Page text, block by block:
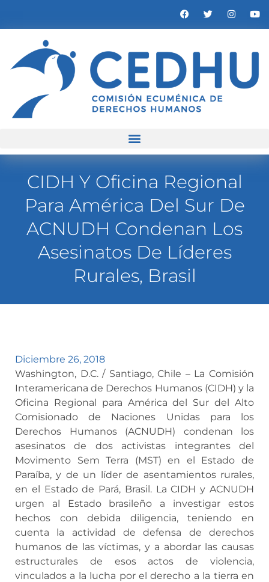
CIDH Y Oficina Regional
Para América Del Sur De
ACNUDH Condenan Los
Asesinatos De Líderes
Rurales, Brasil
Diciembre 26, 2018
Washington, D.C. / Santiago, Chile – La Comisión
Interamericana de Derechos Humanos (CIDH) y la
Oficina Regional para América del Sur del Alto
Comisionado de Naciones Unidas para los
Derechos Humanos (ACNUDH) condenan los
asesinatos de dos activistas integrantes del
Movimento Sem Terra (MST) en el Estado de
Paraíba, y de un líder de asentamientos rurales,
en el Estado de Pará, Brasil. La CIDH y ACNUDH
urgen al Estado brasileño a investigar estos
hechos con debida diligencia, teniendo en
cuenta la actividad de defensa de derechos
humanos de las víctimas, y a abordar las causas
estructurales de esos actos de violencia,
vinculados a la lucha por el derecho a la tierra en